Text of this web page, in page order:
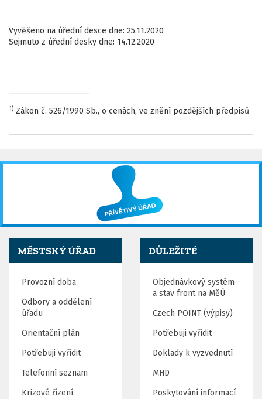
Vyvěšeno na úřední desce dne: 25.11.2020
Sejmuto z úřední desky dne: 14.12.2020
1) Zákon č. 526/1990 Sb., o cenách, ve znění pozdějších předpisů
MĚSTSKÝ ÚŘAD
Provozní doba
Odbory a oddělení
úřadu
Orientační plán
Potřebuji vyřídit
Telefonní seznam
Krizové řízení
DŮLEŽITÉ
Objednávkový systém
a stav front na MěÚ
Czech POINT (výpisy)
Potřebuji vyřídit
Doklady k vyzvednutí
MHD
Poskytování informací